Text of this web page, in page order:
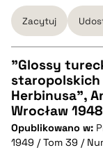
BIBTEX
pobierz cytat
Zacytuj
CZYSTY TEKST
pobierz cytat
"Glossy
Herbinusa",
Wrocław
Opublikowano w:
1949 / Tom 39 /